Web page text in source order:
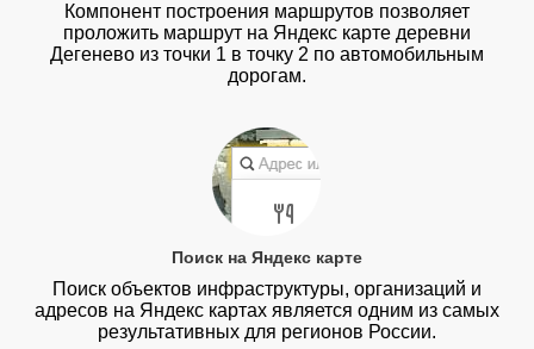
Компонент построения маршрутов позволяет
проложить маршрут на Яндекс карте деревни
Дегенево из точки 1 в точку 2 по автомобильным
дорогам.
Поиск на Яндекс карте
Поиск объектов инфраструктуры, организаций и
адресов на Яндекс картах является одним из самых
результативных для регионов России.